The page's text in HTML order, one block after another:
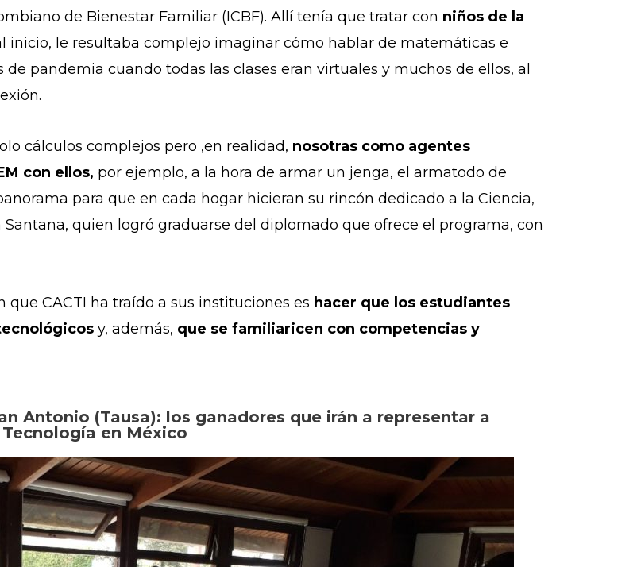
de Bienestar Familiar (ICBF). Allí tenía que tratar con niños de la
inicio, le resultaba complejo imaginar cómo hablar de matemáticas e
pandemia cuando todas las clases eran virtuales y muchos de ellos, al
cálculos complejos pero ,en realidad, nosotras como agentes
con ellos, por ejemplo, a la hora de armar un jenga, el armatodo de
para que en cada hogar hicieran su rincón dedicado a la Ciencia,
quien logró graduarse del diplomado que ofrece el programa, con
CACTI ha traído a sus instituciones es hacer que los estudiantes
y, además, que se familiaricen con competencias y
Antonio (Tausa): los ganadores que irán a representar a
en México